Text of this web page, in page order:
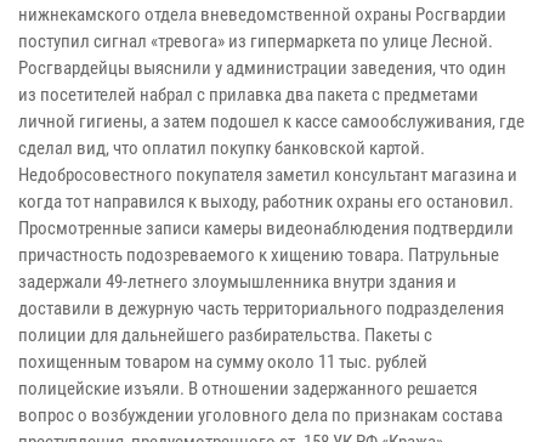
нижнекамского отдела вневедомственной охраны Росгвардии
поступил сигнал «тревога» из гипермаркета по улице Лесной.
Росгвардейцы выяснили у администрации заведения, что один
из посетителей набрал с прилавка два пакета с предметами
личной гигиены, а затем подошел к кассе самообслуживания, где
сделал вид, что оплатил покупку банковской картой.
Недобросовестного покупателя заметил консультант магазина и
когда тот направился к выходу, работник охраны его остановил.
Просмотренные записи камеры видеонаблюдения подтвердили
причастность подозреваемого к хищению товара. Патрульные
задержали 49-летнего злоумышленника внутри здания и
доставили в дежурную часть территориального подразделения
полиции для дальнейшего разбирательства. Пакеты с
похищенным товаром на сумму около 11 тыс. рублей
полицейские изъяли. В отношении задержанного решается
вопрос о возбуждении уголовного дела по признакам состава